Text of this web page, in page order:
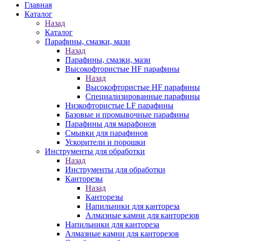
Главная
Каталог
Назад
Каталог
Парафины, смазки, мази
Назад
Парафины, смазки, мази
Высокофтористые HF парафины
Назад
Высокофтористые HF парафины
Специализированные парафины
Низкофтористые LF парафины
Базовые и промывочные парафины
Парафины для марафонов
Смывки для парафинов
Ускорители и порошки
Инструменты для обработки
Назад
Инструменты для обработки
Канторезы
Назад
Канторезы
Напильники для кантореза
Алмазные камни для канторезов
Напильники для кантореза
Алмазные камни для канторезов